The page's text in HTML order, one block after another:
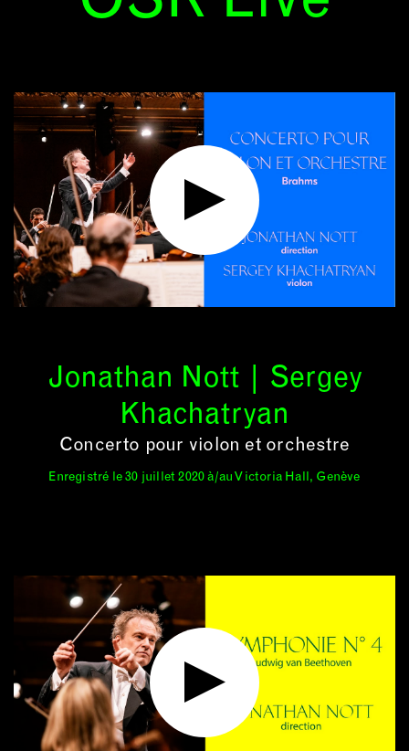
Jonathan Nott | Sergey
Khachatryan
Concerto pour violon et orchestre
Enregistré le 30 juillet 2020 à/au Victoria Hall, Genève